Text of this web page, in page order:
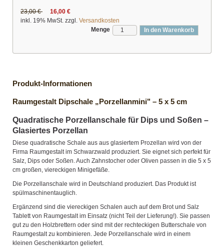
23,00 €
16,00 €
inkl. 19% MwSt. zzgl. Versandkosten
Menge
In den Warenkorb
Produkt-Informationen
Raumgestalt Dipschale „Porzellanmini" – 5 x 5 cm
Quadratische Porzellanschale für Dips und Soßen –
Glasiertes Porzellan
Diese quadratische Schale aus aus glasiertem Prozellan wird von der
Firma Raumgestalt im Schwarzwald produziert. Sie eignet sich perfekt für
Salz, Dips oder Soßen. Auch Zahnstocher oder Oliven passen in die 5 x 5
cm großen, viereckigen Minigefäße.
Die Porzellanschale wird in Deutschland produziert. Das Produkt ist
spülmaschinentauglich.
Ergänzend sind die viereckigen Schalen auch auf dem Brot und Salz
Tablett von Raumgestalt im Einsatz (nicht Teil der Lieferung!). Sie passen
gut zu den Holzbrettern oder sind mit der rechteckigen Butterschale von
Raumgestalt zu kombinieren. Jede Porzellanschale wird in einem
kleinen Geschenkkarton geliefert.